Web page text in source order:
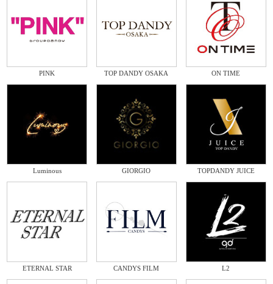
PINK TOP DANDY OSAKA ON TIME
Luminous GIORGIO TOPDANDY JUICE
ETERNAL STAR CANDYS FILM L2